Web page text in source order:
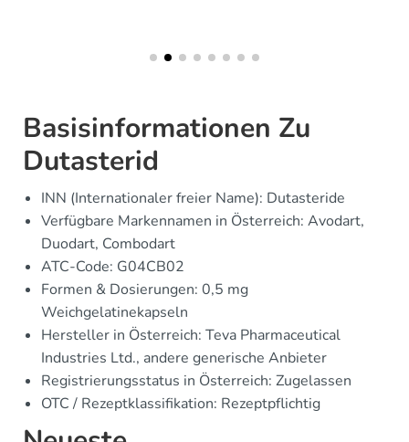
Basisinformationen Zu
Dutasterid
INN (Internationaler freier Name): Dutasteride
Verfügbare Markennamen in Österreich: Avodart,
Duodart, Combodart
ATC-Code: G04CB02
Formen & Dosierungen: 0,5 mg
Weichgelatinekapseln
Hersteller in Österreich: Teva Pharmaceutical
Industries Ltd., andere generische Anbieter
Registrierungsstatus in Österreich: Zugelassen
OTC / Rezeptklassifikation: Rezeptpflichtig